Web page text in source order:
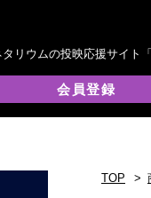
タリウムの投映応援サイト
会員登録
TOP